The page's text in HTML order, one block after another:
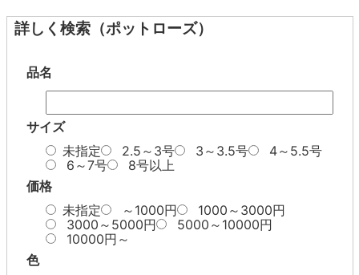
詳しく検索（ポットローズ）
品名
サイズ
未指定
2.5～3号 3～3.5号
4～5.5号
6～7号
8号以上
価格
未指定
～1000円
1000～3000円
3000～5000円
5000～10000円
10000円～
色